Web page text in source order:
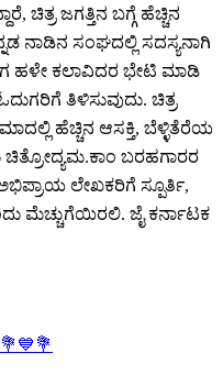
ಚಿತ್ರ ಜಗತ್ತಿನ ಬಗ್ಗೆ ಹೆಚ್ಚಿನ
ನಾಡಿನ ಸಂಘದಲ್ಲಿ ಸದಸ್ಯನಾಗಿ
ಹಳೇ ಕಲಾವಿದರ ಭೇಟಿ ಮಾಡಿ
ತಿಳಿಸುವುದು. ಚಿತ್ರ
ಹೆಚ್ಚಿನ ಆಸಕ್ತಿ, ಬೆಳ್ಳಿತೆರೆಯ
ಬರಹಗಾರರ
ಲೇಖಕರಿಗೆ ಸ್ಪೂರ್ತಿ,
ಮೆಚ್ಚುಗೆಯಿರಲಿ. ಜೈ ಕರ್ನಾಟಕ